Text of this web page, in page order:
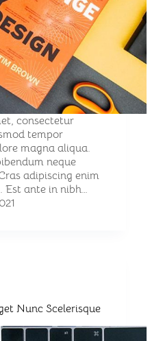
consectetur
tempor
magna aliqua.
neque
adipiscing enim
Est ante in nibh…
Nunc Scelerisque